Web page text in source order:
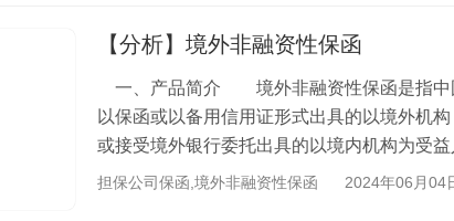
【分析】境外非融资性保函
一、产品简介 境外非融资性保函是指中
以保函或以备用信用证形式出具的以境外机
或接受境外银行委托出具的以境内机构为受
函、预收(付)款退款保函、质量保函、付款保
担保公司保函,境外非融资性保函 2024年06月04